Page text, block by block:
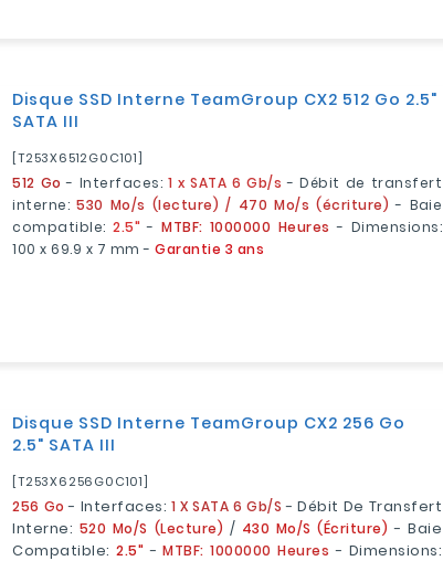
Disque SSD Interne TeamGroup CX2 512 Go 2.5"
SATA III
[T253X6512G0C101]
512 Go - Interfaces: 1 x SATA 6 Gb/s - Débit de transfert
interne:530 Mo/s (lecture) / 470 Mo/s (écriture) - Baie
compatible: 2.5" - MTBF: 1000000 Heures - Dimensions:
100 x 69.9 x 7 mm -Garantie 3 ans
Disque SSD Interne TeamGroup CX2 256 Go
2.5" SATA III
[T253X6256G0C101]
256 Go - Interfaces: 1 X SATA 6 Gb/s - Débit De Transfert
Interne: 520 Mo/s (lecture) / 430 Mo/s (écriture) - Baie
Compatible:2.5" -MTBF: 1000000 Heures - Dimensions: